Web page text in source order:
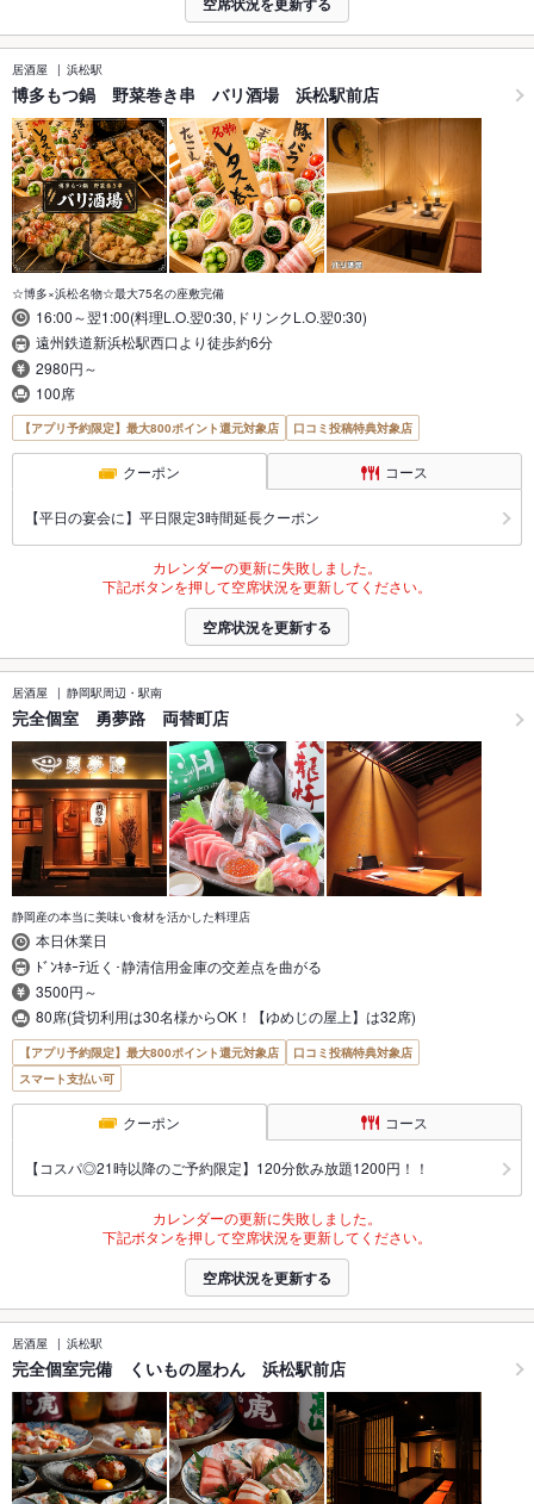
居酒屋 浜松駅
博多もつ鍋 野菜巻き串 バリ酒場 浜松駅前店
☆博多×浜松名物☆最大75名の座敷完備
16:00～翌1:00(料理L.O.翌0:30,ドリンクL.O.翌0:30)
遠州鉄道新浜松駅西口より徒歩約6分
2980円～
100席
【アプリ予約限定】最大800ポイント還元対象店 口コミ投稿特典対象店
クーポン コース
【平日の宴会に】平日限定3時間延長クーポン
カレンダーの更新に失敗しました。
下記ボタンを押して空席状況を更新してください。
空席状況を更新する
居酒屋 静岡駅周辺・駅南
完全個室 勇夢路 両替町店
静岡産の本当に美味い食材を活かした料理店
本日休業日
ﾄﾞﾝｷﾎｰﾃ近く･静清信用金庫の交差点を曲がる
3500円～
80席(貸切利用は30名様からOK！【ゆめじの屋上】は32席)
【アプリ予約限定】最大800ポイント還元対象店
口コミ投稿特典対象店
スマート支払い可
クーポン コース
【コスパ◎21時以降のご予約限定】120分飲み放題1200円！！
カレンダーの更新に失敗しました。
下記ボタンを押して空席状況を更新してください。
空席状況を更新する
居酒屋 浜松駅
完全個室完備 くいもの屋わん 浜松駅前店